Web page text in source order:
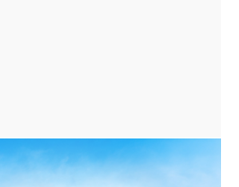
面。アクセントのグリーン外壁